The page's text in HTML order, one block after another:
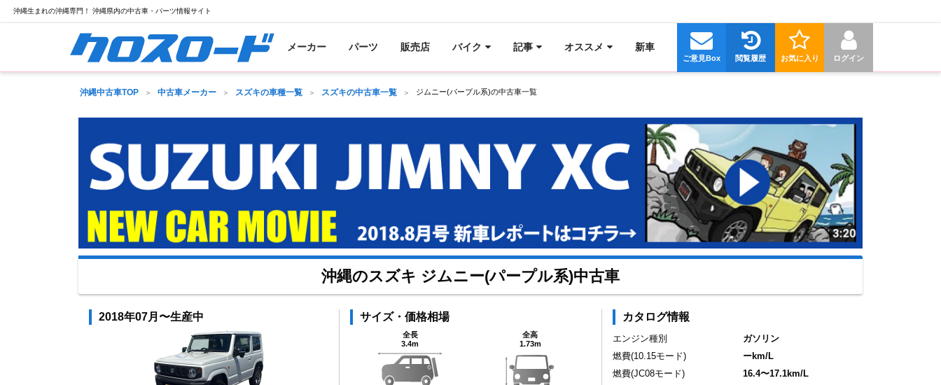
沖縄生まれの沖縄専門！ 沖縄県内の中古車・パーツ情報サイト
メーカー パーツ 販売店 バイク 記事 オススメ 新車
ログイン
お気に入り
閲覧履歴
ご意見Box
沖縄中古車TOP 中古車メーカー スズキの車種一覧 スズキの中古車一覧 ジムニー(パープル系)の中古車一覧
沖縄のスズキ ジムニー(パープル系)中古車
2018年07月〜生産中 サイズ・価格相場
全長
3.4m
全高
1.73m
カタログ情報
エンジン種別
ガソリン
燃費(10.15モード)
ーkm/L
燃費(JC08モード)
16.4〜17.1km/L